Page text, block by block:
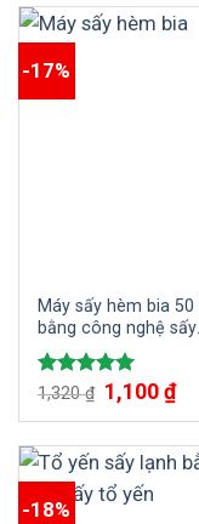
-17%
Máy sấy hèm bia 50
bằng công nghệ sấy
thùng quay
Được xếp
5.00
1,320₫ 1,100₫
-18%